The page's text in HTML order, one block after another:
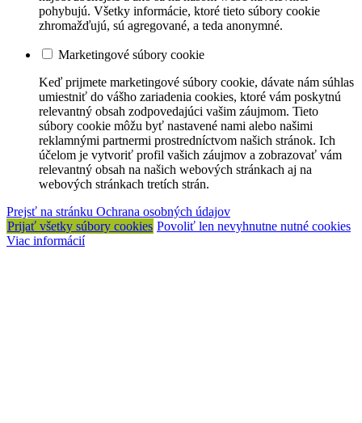
pohybujú. Všetky informácie, ktoré tieto súbory cookie
zhromažďujú, sú agregované, a teda anonymné.
Marketingové súbory cookie
Keď prijmete marketingové súbory cookie, dávate nám súhlas
umiestniť do vášho zariadenia cookies, ktoré vám poskytnú
relevantný obsah zodpovedajúci vašim záujmom. Tieto
súbory cookie môžu byť nastavené nami alebo našimi
reklamnými partnermi prostredníctvom našich stránok. Ich
účelom je vytvoriť profil vašich záujmov a zobrazovať vám
relevantný obsah na našich webových stránkach aj na
webových stránkach tretích strán.
Prejsť na stránku Ochrana osobných údajov
Prijať všetky súbory cookies Povoliť len nevyhnutne nutné cookies
Viac informácií